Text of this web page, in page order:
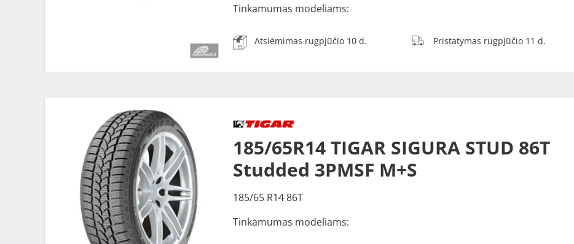
Tinkamumas modeliams:
Atsiėmimas rugpjūčio 10 d. Pristatymas rugpjūčio 11 d.
185/65R14 TIGAR SIGURA STUD 86T
Studded 3PMSF M+S
185/65 R14 86T
Tinkamumas modeliams: